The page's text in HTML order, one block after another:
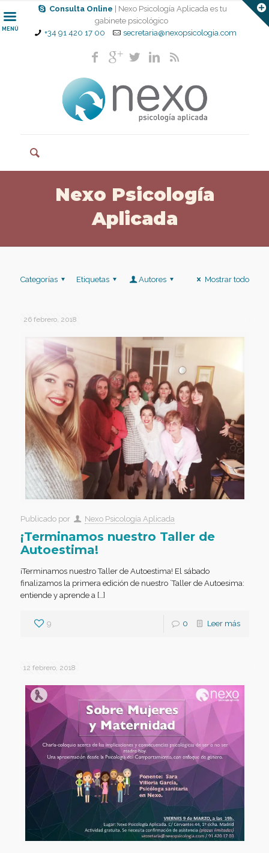
Consulta Online
| Nexo Psicología Aplicada es tu
gabinete psicológico
+34 91 420 17 00
secretaria@nexopsicologia.com
MENÚ
Nexo Psicología
Aplicada
Categorías Etiquetas Autores Mostrar todo
26 febrero, 2018
Publicado por Nexo Psicología Aplicada
¡Terminamos nuestro Taller de
Autoestima!
¡Terminamos nuestro Taller de Autoestima! El sábado
finalizamos la primera edición de nuestro `Taller de Autoesima:
entiende y aprende a […]
9 0 Leer más
12 febrero, 2018